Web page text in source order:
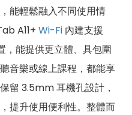
能輕鬆融入不同使用情
A11+ Wi-Fi 內建支援
能提供更立體、具包圍
音樂或線上課程，都能享
留 3.5mm 耳機孔設計，
提升使用便利性。整體而